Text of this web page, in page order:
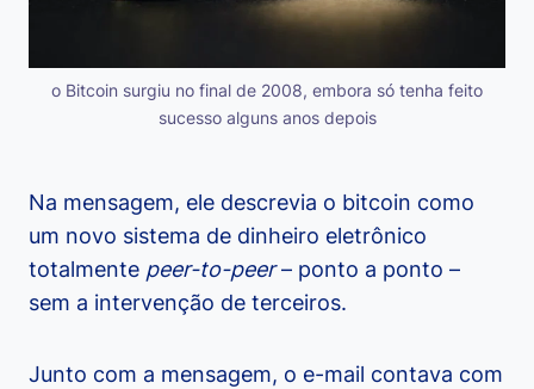
o Bitcoin surgiu no final de 2008, embora só tenha feito
sucesso alguns anos depois
Na mensagem, ele descrevia o bitcoin como
um novo sistema de dinheiro eletrônico
totalmente peer-to-peer– ponto a ponto –
sem a intervenção de terceiros.
Junto com a mensagem, o e-mail contava com